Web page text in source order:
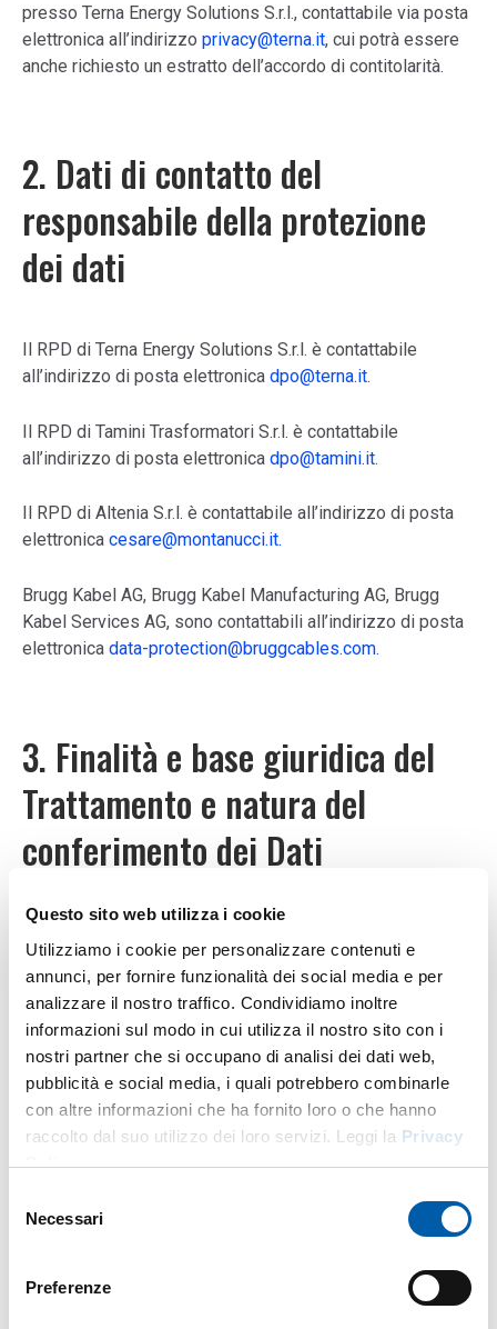
Questo sito web utilizza i cookie
Utilizziamo i cookie per personalizzare contenuti e
annunci, per fornire funzionalità dei social media e per
analizzare il nostro traffico. Condividiamo inoltre
informazioni sul modo in cui utilizza il nostro sito con i
nostri partner che si occupano di analisi dei dati web,
pubblicità e social media, i quali potrebbero combinarle
con altre informazioni che ha fornito loro o che hanno
raccolto dal suo utilizzo dei loro servizi. Leggi la Privacy
Policy
delNecessari
Preferenze
presso Terna Energy Solutions S.r.l., contattabile via posta
elettronica all’indirizzo privacy@terna.it, cui potrà essere
anche richiesto un estratto dell’accordo di contitolarità.
2. Dati di contatto del
responsabile della protezione
dei dati
Il RPD di Terna Energy Solutions S.r.l. è contattabile
all’indirizzo di posta elettronica dpo@terna.it.
Il RPD di Tamini Trasformatori S.r.l. è contattabile
all’indirizzo di posta elettronica dpo@tamini.it.
Il RPD di Altenia S.r.l. è contattabile all’indirizzo di posta
elettronica cesare@montanucci.it.
Brugg Kabel AG, Brugg Kabel Manufacturing AG, Brugg
Kabel Services AG, sono contattabili all’indirizzo di posta
elettronica data-protection@bruggcables.com.
3. Finalità e base giuridica del
Trattamento e natura del
conferimento dei Dati
promozionali, incluse ricerche di mercato e indagini sulla
soddisfazione della clientela, inerenti alle attività, ai
prodotti e/o ai servizi delle Società e più in generale del
Gruppo Terna in materia di gestione dell’energia e dei
servizi di produzione e connettività dell’energia stessa. La
relativa base giuridica è il Suo consenso.
Il conferimento dei Dati per tale finalità è facoltativo.